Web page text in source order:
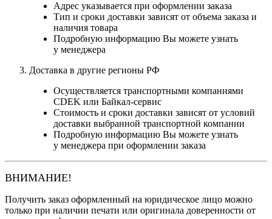
Адрес указывается при оформлении заказа
Тип и сроки доставки зависят от объема заказа и
наличия товара
Подробную информацию Вы можете узнать
у менеджера
Доставка в другие регионы РФ
Осуществляется транспортными компаниями
CDEK или Байкал-сервис
Стоимость и сроки доставки зависят от условий
доставки выбранной транспортной компании
Подробную информацию Вы можете узнать
у менеджера при оформлении заказа
ВНИМАНИЕ!
Получить заказ оформленный на юридическое лицо можно
только при наличии печати или оригинала доверенности от